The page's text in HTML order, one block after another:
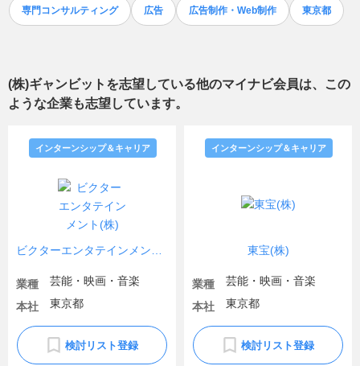
専門コンサルティング 広告 広告制作・Web制作 東京都
(株)ギャンビット を志望している他のマイナビ会員は、この
ような企業も志望しています。
インターンシップ＆キャリア
業種
芸能・映画・音楽
本社
東京都
検討リスト登録
東宝(株)
インターンシップ＆キャリア
業種
芸能・映画・音楽
本社
東京都
検討リスト登録